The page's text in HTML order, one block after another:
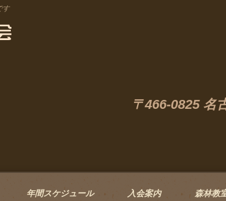
す
〒466-0825
年間スケジュール 入会案内 森林教